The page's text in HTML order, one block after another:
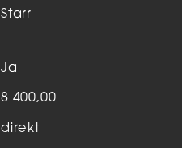
Starr
Ja
8 400,00
direkt